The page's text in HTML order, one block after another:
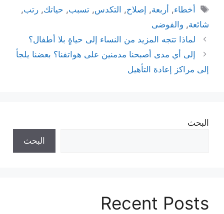
الوسوم
أخطاء, أربعة, إصلاح, التكدس,تسبب, حياتك,رتب,
شائعة, والفوضى
لماذا تتجه المزيد من النساء إلى حياةٍ بلا أطفال؟
إلى أي مدى أصبحنا مدمنين على هواتفنا؟ بعضنا يلجأ
إلى مراكز إعادة التأهيل
البحث
البحث
Recent Posts